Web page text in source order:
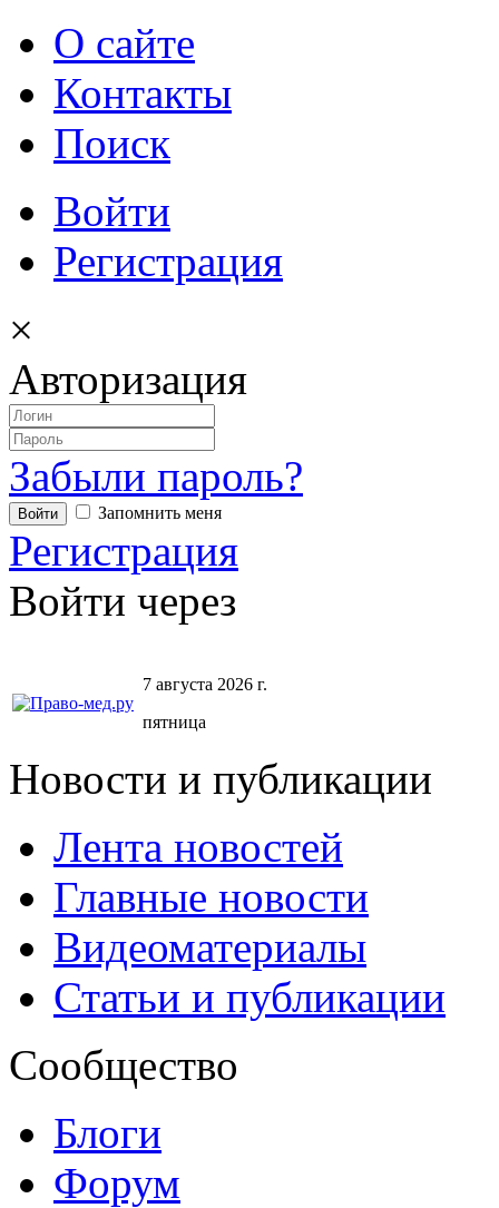
О сайте
Контакты
Поиск
Войти
Регистрация
×
Авторизация
Забыли пароль?
Запомнить меня
Регистрация
Войти через
7 августа 2026 г.
пятница
Новости и публикации
Лента новостей
Главные новости
Видеоматериалы
Статьи и публикации
Сообщество
Блоги
Форум